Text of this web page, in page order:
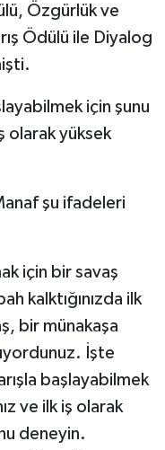
Özgürlük ve
Ödülü ile Diyalog
için şunu
olarak yüksek
şu ifadeleri
için bir savaş
kalktığınızda ilk
bir münakaşa
İşte
başlayabilmek
ve ilk iş olarak
deneyin.